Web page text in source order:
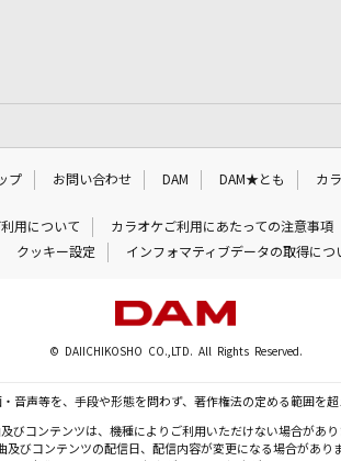
プ お問い合わせ DAM DAM★とも カ
用について カラオケご利用にあたっての注意事項
クッキー設定 インフォマティブデータの取得につ
© DAIICHIKOSHO CO.,LTD. All Rights Reserved.
音声等を、手段や形態を問わず、著作権法の定める範囲を
びコンテンツは、機種によりご利用いただけない場合があり
及びコンテンツの配信日、配信内容が変更になる場合がありま